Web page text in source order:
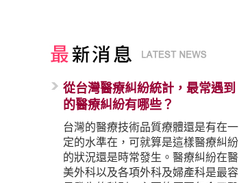
從台灣醫療糾紛統計，最常遇到
的醫療糾紛有哪些？
台灣的醫療技術品質療體還是有在一
定的水準在，可就算是這樣醫療糾紛
的狀況還是時常發生。醫療糾紛在醫
美外科以及各項外科及婦產科是最容